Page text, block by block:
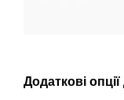
Додаткові